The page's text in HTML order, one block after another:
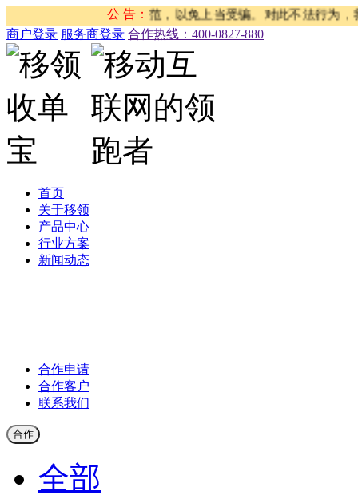
公 告：
请大家注意防范，以免上当受骗。对此不法行为
商户登录 服务商登录 合作热线：‭400-0827-880
首页
关于移领
产品中心
行业方案
新闻动态
合作申请
合作客户
联系我们
合作
全部